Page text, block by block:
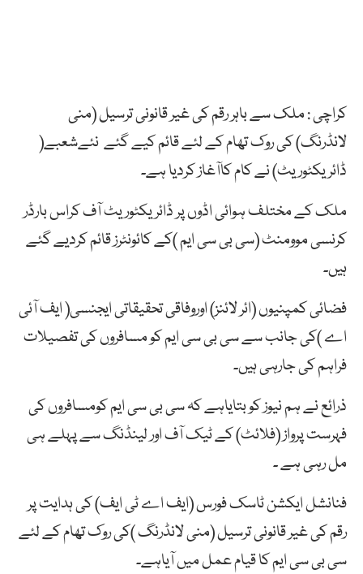
کراچی : ملک سے باہر رقم کی غیر قانونی ترسیل (منی
لانڈرنگ) کی روک تھام کے لئے قائم کیے گئے نئےشعبے(
ڈائریکٹوریٹ) نے کام کاآغاز کردیا ہے۔
ملک کے مختلف ہوائی اڈوں پر ڈائریکٹوریٹ آف کراس بارڈر
کرنسی موومنٹ (سی بی سی ایم )کے کائونٹرز قائم کردیے گئے
ہیں۔
فضائی کمپنیوں (ائر لائنز) اوروفاقی تحقیقاتی ایجنسی( ایف آئی
اے )کی جانب سے سی بی سی ایم کو مسافروں کی تفصیلات
فراہم کی جارہی ہیں۔
ذرائع نے ہم نیوز کو بتایاہے کہ سی بی سی ایم کومسافروں کی
فہرست پرواز (فلائٹ) کے ٹیک آف اور لینڈنگ سے پہلے ہی
مل رہی ہے ۔
فنانشل ایکشن ٹاسک فورس (ایف اے ٹی ایف) کی ہدایت پر
رقم کی غیر قانونی ترسیل (منی لانڈرنگ )کی روک تھام کے لئے
سی بی سی ایم کا قیام عمل میں آیاہے۔